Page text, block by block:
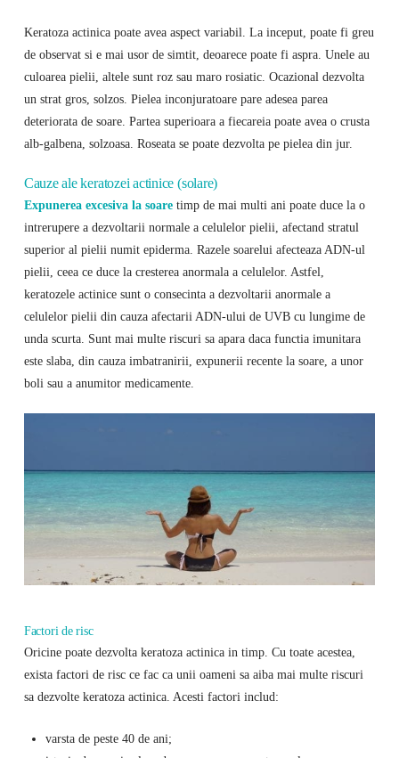
Keratoza actinica poate avea aspect variabil. La inceput, poate fi greu
de observat si e mai usor de simtit, deoarece poate fi aspra. Unele au
culoarea pielii, altele sunt roz sau maro rosiatic. Ocazional dezvolta
un strat gros, solzos. Pielea inconjuratoare pare adesea parea
deteriorata de soare. Partea superioara a fiecareia poate avea o crusta
alb-galbena, solzoasa. Roseata se poate dezvolta pe pielea din jur.
Cauze ale keratozei actinice (solare)
Expunerea excesiva la soaretimp de mai multi ani poate duce la o
intrerupere a dezvoltarii normale a celulelor pielii, afectand stratul
superior al pielii numit epiderma. Razele soarelui afecteaza ADN-ul
pielii, ceea ce duce la cresterea anormala a celulelor. Astfel,
keratozele actinice sunt o consecinta a dezvoltarii anormale a
celulelor pielii din cauza afectarii ADN-ului de UVB cu lungime de
unda scurta. Sunt mai multe riscuri sa apara daca functia imunitara
este slaba, din cauza imbatranirii, expunerii recente la soare, a unor
boli sau a anumitor medicamente.
Factori de risc
Oricine poate dezvolta keratoza actinica in timp. Cu toate acestea,
exista factori de risc ce fac ca unii oameni sa aiba mai multe riscuri
sa dezvolte keratoza actinica. Acesti factori includ:
varsta de peste 40 de ani;